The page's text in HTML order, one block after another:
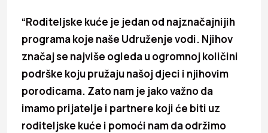
“Roditeljske kuće je jedan od najznačajnijih
programa koje naše Udruženje vodi. Njihov
značaj se najviše ogleda u ogromnoj količini
podrške koju pružaju našoj djeci i njihovim
porodicama. Zato nam je jako važno da
imamo prijatelje i partnere koji će biti uz
roditeljske kuće i pomoći nam da održimo